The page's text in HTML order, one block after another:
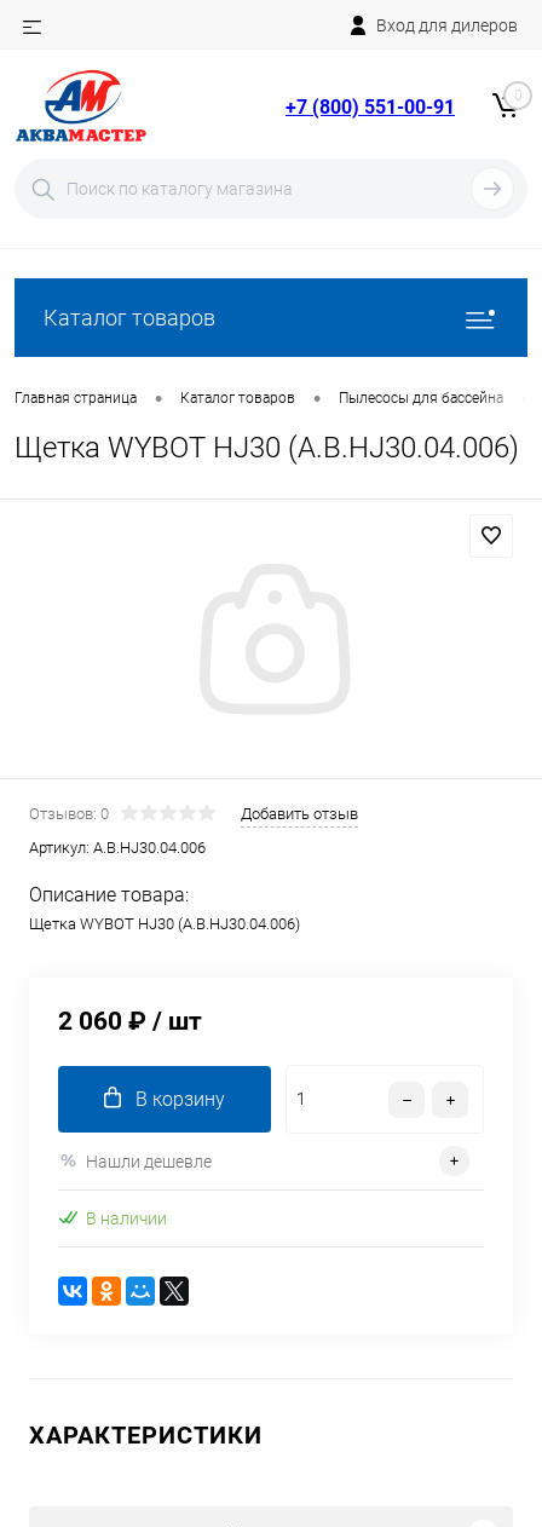
Вход для дилеров
+7 (800) 551-00-91 0
Каталог товаров
Главная страница • Каталог товаров • Пылесосы для бассейна
Щетка WYBOT HJ30 (A.B.HJ30.04.006)
Отзывов: 0
Добавить отзыв
Артикул: A.B.HJ30.04.006
Описание товара:
Щетка WYBOT HJ30 (A.B.HJ30.04.006)
2 060 ₽ / шт
В корзину
Нашли дешевле
В наличии
ХАРАКТЕРИСТИКИ